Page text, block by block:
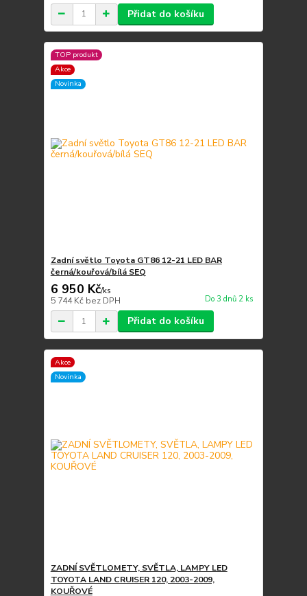
Přidat do košíku
TOP produkt
Akce
Novinka
Zadní světlo Toyota GT86 12-21 LED BAR
černá/kouřová/bílá SEQ
6 950 Kč/ks
5 744 Kč bez DPH Do 3 dnů 2 ks
Přidat do košíku
Akce
Novinka
ZADNÍ SVĚTLOMETY, SVĚTLA, LAMPY LED
TOYOTA LAND CRUISER 120, 2003-2009,
KOUŘOVÉ